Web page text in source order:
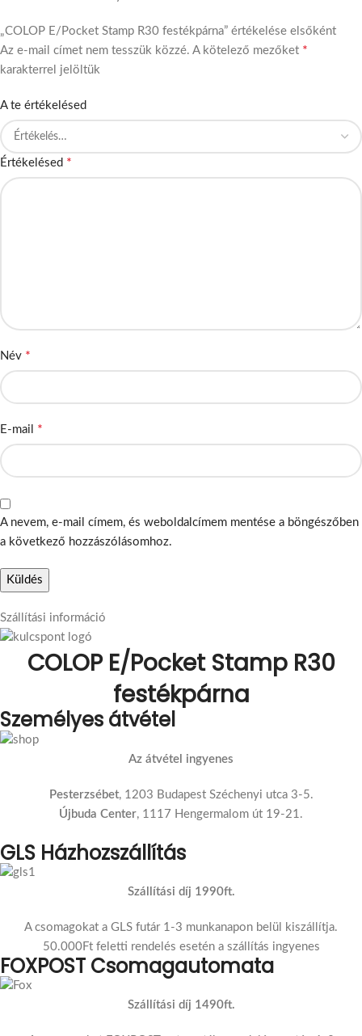
„COLOP E/Pocket Stamp R30 festékpárna” értékelése elsőként
Az e-mail címet nem tesszük közzé. A kötelező mezőket *
karakterrel jelöltük
A te értékelésed
Értékelésed *
Név *
E-mail *
A nevem, e-mail címem, és weboldalcímem mentése a böngészőben
a következő hozzászólásomhoz.
Szállítási információ
COLOP E/Pocket Stamp R30
festékpárna
Személyes átvétel
Az átvétel ingyenes
Pesterzsébet, 1203 Budapest Széchenyi utca 3-5.
Újbuda Center, 1117 Hengermalom út 19-21.
GLS Házhozszállítás
Szállítási díj 1990ft.
A csomagokat a GLS futár 1-3 munkanapon belül kiszállítja.
50.000Ft feletti rendelés esetén a szállítás ingyenes
FOXPOST Csomagautomata
Szállítási díj 1490ft.